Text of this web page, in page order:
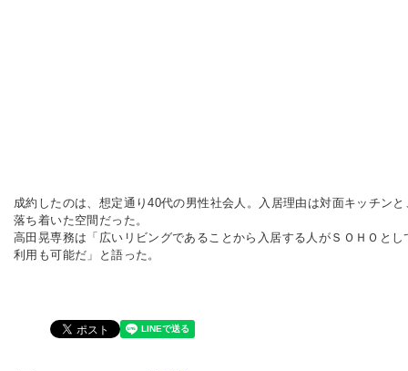
成約したのは、想定通り40代の男性社会人。入居理由は対面キッチンと
落ち着いた空間だった。
高田晃専務は「広いリビングであることから入居する人がＳＯＨＯとし
利用も可能だ」と語った。